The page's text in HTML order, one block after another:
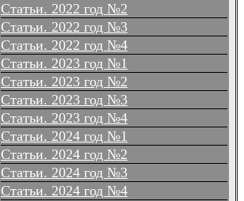
Статьи. 2022 год №2
Статьи. 2022 год №3
Статьи. 2022 год №4
Статьи. 2023 год №1
Статьи. 2023 год №2
Статьи. 2023 год №3
Статьи. 2023 год №4
Статьи. 2024 год №1
Статьи. 2024 год №2
Статьи. 2024 год №3
Статьи. 2024 год №4